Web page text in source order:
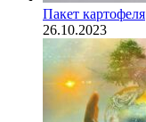
Пакет картофеля
26.10.2023